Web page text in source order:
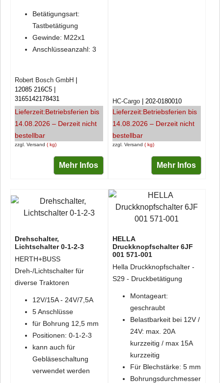
Betätigungsart:
Tastbetätigung
Gewinde: M22x1
Anschlüsseanzahl: 3
zzgl. Versand kg
Robert Bosch GmbH
12085 216C5
3165142178431
Lieferzeit:Betriebsferien bis
14.08.2026 – Derzeit nicht
bestellbar
Mehr Infos
zzgl. Versand kg
HC-Cargo 202-0180010
Lieferzeit:Betriebsferien bis
14.08.2026 – Derzeit nicht
bestellbar
Mehr Infos
Drehschalter,
Lichtschalter 0-1-2-3
HERTH+BUSS
Dreh-/Lichtschalter für
diverse Traktoren
12V/15A - 24V/7,5A
5 Anschlüsse
für Bohrung 12,5 mm
Positionen: 0-1-2-3
kann auch für
Gebläseschaltung
verwendet werden
HELLA
Druckknopfschalter 6JF
001 571-001
Hella Druckknopfschalter -
S29 - Druckbetätigung
Montageart:
geschraubt
Belastbarkeit bei 12V /
24V: max. 20A
kurzzeitig / max 15A
kurzzeitig
Für Blechstärke: 5 mm
Bohrungsdurchmesser